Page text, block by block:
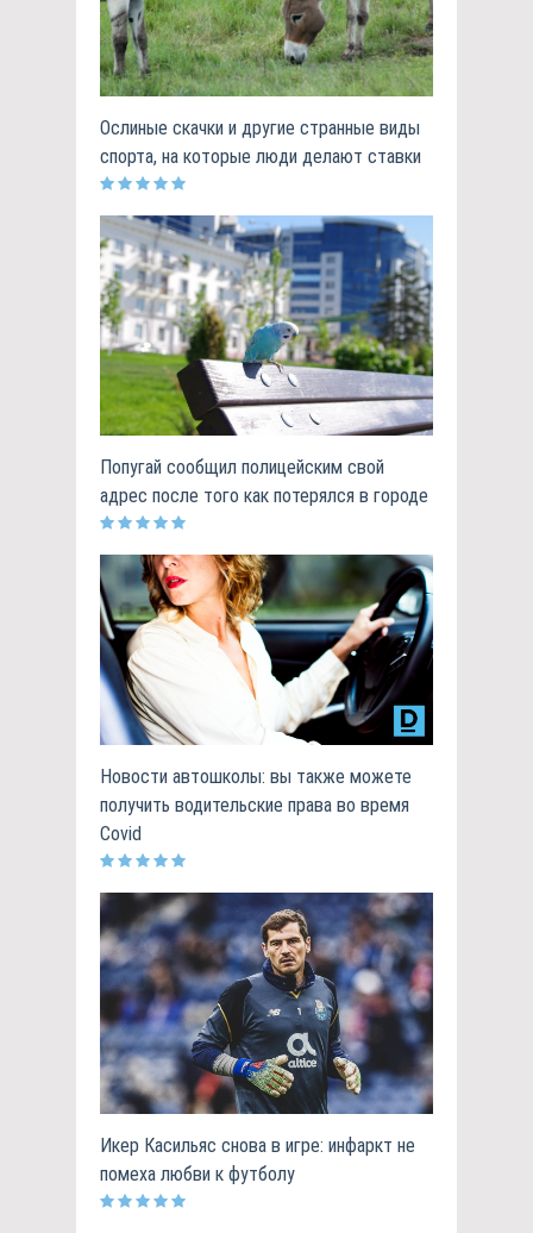
Ослиные скачки и другие странные виды
спорта, на которые люди делают ставки
Попугай сообщил полицейским свой
адрес после того как потерялся в городе
Новости автошколы: вы также можете
получить водительские права во время
Covid
Икер Касильяс снова в игре: инфаркт не
помеха любви к футболу